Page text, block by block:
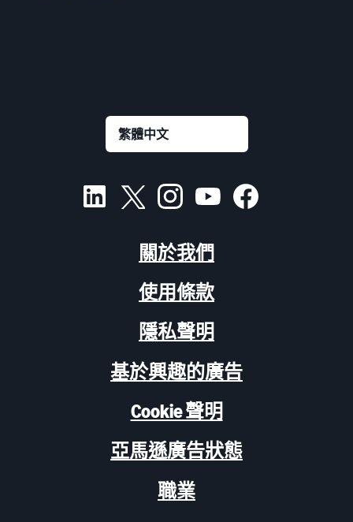
關於我們
使用條款
隱私聲明
基於興趣的廣告
Cookie 聲明
亞馬遜廣告狀態
職業